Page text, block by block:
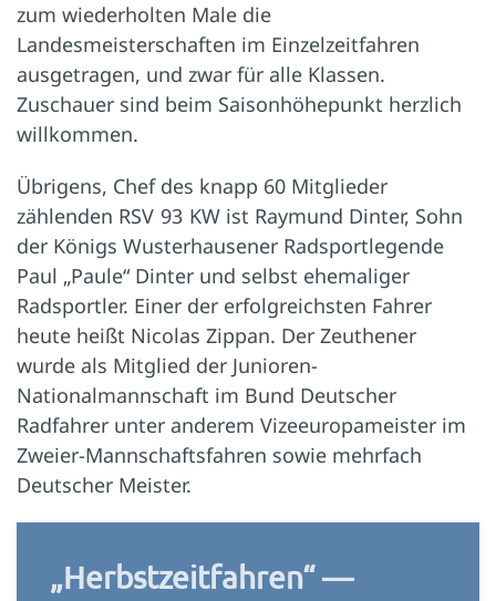
zum wiederholten Male die
Landesmeisterschaften im Einzelzeitfahren
ausgetragen, und zwar für alle Klassen.
Zuschauer sind beim Saisonhöhepunkt herzlich
willkommen.
Übrigens, Chef des knapp 60 Mitglieder
zählenden RSV 93 KW ist Raymund Dinter, Sohn
der Königs Wusterhausener Radsportlegende
Paul „Paule“ Dinter und selbst ehemaliger
Radsportler. Einer der erfolgreichsten Fahrer
heute heißt Nicolas Zippan. Der Zeuthener
wurde als Mitglied der Junioren-
Nationalmannschaft im Bund Deutscher
Radfahrer unter anderem Vizeeuropameister im
Zweier-Mannschaftsfahren sowie mehrfach
Deutscher Meister.
„Herbstzeitfahren“ —